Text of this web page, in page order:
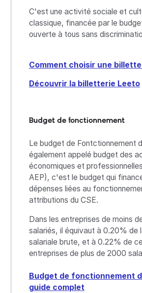
C'est une activité sociale et
classique, financée par le
ouverte à tous sans
Comment choisir une
Découvrir la billetterie Leeto
Budget de fonctionnement
Le budget de Fontctionnement
également appelé budget des
économiques et
AEP), c'est le budget qui
dépenses liées au
attributions du CSE.
Dans les entreprises de moins
salariés, il équivaut à 0.20% de
salariale brute, et à 0.22% de
entreprises de plus de 2000
Budget de fonctionnement
guide complet